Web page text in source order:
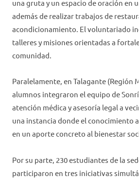
una gruta y un espacio de oración en
además de realizar trabajos de
acondicionamiento. El voluntariado
talleres y misiones orientadas a
comunidad.
Paralelamente, en Talagante (Región
alumnos integraron el equipo de
atención médica y asesoría legal a
una instancia donde el conocimiento
en un aporte concreto al bienestar
Por su parte, 230 estudiantes de la
participaron en tres iniciativas